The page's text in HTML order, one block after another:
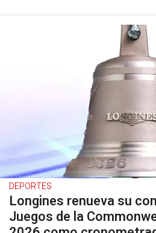
DEPORTES
Longines renueva su
Juegos de la